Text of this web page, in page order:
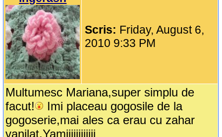
Scris: Friday, August 6,
2010 9:33 PM
Multumesc Mariana,super simplu de
facut!
Imi placeau gogosile de la
gogoserie,mai ales ca erau cu zahar
vanilat.Yamiiiiiiiiiiii